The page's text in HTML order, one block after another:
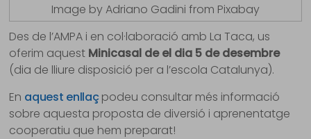
Image by Adriano Gadini from Pixabay
Des de l’AMPA i en col·laboració amb La Taca, us
oferim aquest Minicasal de el dia 5 de desembre
(dia de lliure disposició per a l’escola Catalunya).
En aquest enllaçpodeu consultar més informació
sobre aquesta proposta de diversió i aprenentatge
cooperatiu que hem preparat!